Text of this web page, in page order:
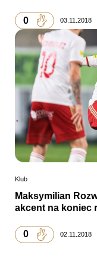
0 03.11.2018
Klub
Maksymilian
akcent na koniec
0 02.11.2018